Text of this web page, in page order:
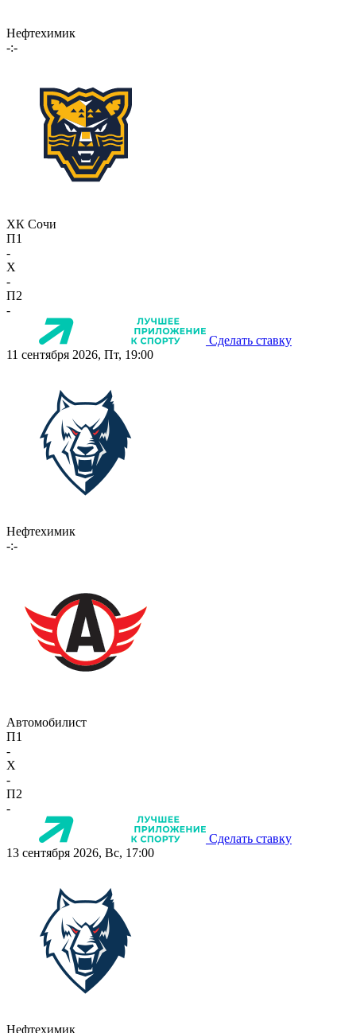
Нефтехимик
-:-
ХК Сочи
П1
-
X
-
П2
-
Сделать ставку
11 сентября 2026, Пт, 19:00
Нефтехимик
-:-
Автомобилист
П1
-
X
-
П2
-
Сделать ставку
13 сентября 2026, Вс, 17:00
Нефтехимик